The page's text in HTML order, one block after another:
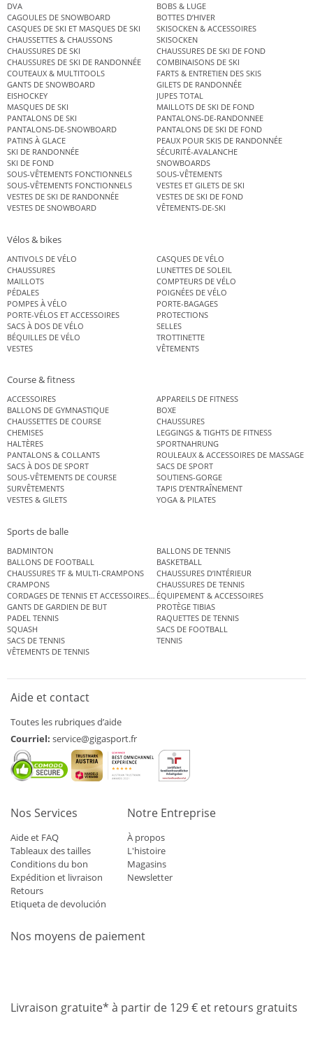
DVA
BOBS & LUGE
CAGOULES DE SNOWBOARD
BOTTES D’HIVER
CASQUES DE SKI ET MASQUES DE SKI
SKISOCKEN & ACCESSOIRES
CHAUSSETTES & CHAUSSONS
SKISOCKEN
CHAUSSURES DE SKI
CHAUSSURES DE SKI DE FOND
CHAUSSURES DE SKI DE RANDONNÉE
COMBINAISONS DE SKI
COUTEAUX & MULTITOOLS
FARTS & ENTRETIEN DES SKIS
GANTS DE SNOWBOARD
GILETS DE RANDONNÉE
EISHOCKEY
JUPES TOTAL
MASQUES DE SKI
MAILLOTS DE SKI DE FOND
PANTALONS DE SKI
PANTALONS-DE-RANDONNEE
PANTALONS-DE-SNOWBOARD
PANTALONS DE SKI DE FOND
PATINS À GLACE
PEAUX POUR SKIS DE RANDONNÉE
SKI DE RANDONNÉE
SÉCURITÉ-AVALANCHE
SKI DE FOND
SNOWBOARDS
SOUS-VÊTEMENTS FONCTIONNELS
SOUS-VÊTEMENTS
SOUS-VÊTEMENTS FONCTIONNELS
VESTES ET GILETS DE SKI
VESTES DE SKI DE RANDONNÉE
VESTES DE SKI DE FOND
VESTES DE SNOWBOARD
VÊTEMENTS-DE-SKI
Vélos & bikes
ANTIVOLS DE VÉLO
CASQUES DE VÉLO
CHAUSSURES
LUNETTES DE SOLEIL
MAILLOTS
COMPTEURS DE VÉLO
PÉDALES
POIGNÉES DE VÉLO
POMPES À VÉLO
PORTE-BAGAGES
PORTE-VÉLOS ET ACCESSOIRES
PROTECTIONS
SACS À DOS DE VÉLO
SELLES
BÉQUILLES DE VÉLO
TROTTINETTE
VESTES
VÊTEMENTS
Course & fitness
ACCESSOIRES
APPAREILS DE FITNESS
BALLONS DE GYMNASTIQUE
BOXE
CHAUSSETTES DE COURSE
CHAUSSURES
CHEMISES
LEGGINGS & TIGHTS DE FITNESS
HALTÈRES
SPORTNAHRUNG
PANTALONS & COLLANTS
ROULEAUX & ACCESSOIRES DE MASSAGE
SACS À DOS DE SPORT
SACS DE SPORT
SOUS-VÊTEMENTS DE COURSE
SOUTIENS-GORGE
SURVÊTEMENTS
TAPIS D’ENTRAÎNEMENT
VESTES & GILETS
YOGA & PILATES
Sports de balle
BADMINTON
BALLONS DE TENNIS
BALLONS DE FOOTBALL
BASKETBALL
CHAUSSURES TF & MULTI-CRAMPONS
CHAUSSURES D’INTÉRIEUR
CRAMPONS
CHAUSSURES DE TENNIS
CORDAGES DE TENNIS ET ACCESSOIRES DE TENNISÉQUIPEMENT & ACCESSOIRES
GANTS DE GARDIEN DE BUT
PROTÈGE TIBIAS
PADEL TENNIS
RAQUETTES DE TENNIS
SQUASH
SACS DE FOOTBALL
SACS DE TENNIS
TENNIS
VÊTEMENTS DE TENNIS
Aide et contact
Toutes les rubriques d’aide
Courriel: service@gigasport.fr
Nos Services
Aide et FAQ
Tableaux des tailles
Conditions du bon
Expédition et livraison
Retours
Etiqueta de devolución
Notre Entreprise
À propos
L'histoire
Magasins
Newsletter
Nos moyens de paiement
Livraison gratuite* à partir de 129 € et retours gratuits